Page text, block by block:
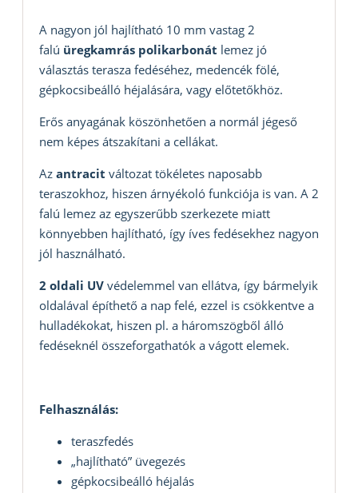
A nagyon jól hajlítható 10 mm vastag 2
falú üregkamrás polikarbonát lemez jó
választás terasza fedéséhez, medencék fölé,
gépkocsibeálló héjalására, vagy előtetőkhöz.
Erős anyagának köszönhetően a normál jégeső
nem képes átszakítani a cellákat.
Az antracit változat tökéletes naposabb
teraszokhoz, hiszen árnyékoló funkciója is van. A 2
falú lemez az egyszerűbb szerkezete miatt
könnyebben hajlítható, így íves fedésekhez nagyon
jól használható.
2 oldali UV védelemmel van ellátva, így bármelyik
oldalával építhető a nap felé, ezzel is csökkentve a
hulladékokat, hiszen pl. a háromszögből álló
fedéseknél összeforgathatók a vágott elemek.
Felhasználás:
teraszfedés
„hajlítható” üvegezés
gépkocsibeálló héjalás